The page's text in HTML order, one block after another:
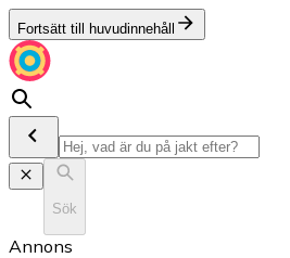
Fortsätt till huvudinnehåll
Sök
Annons